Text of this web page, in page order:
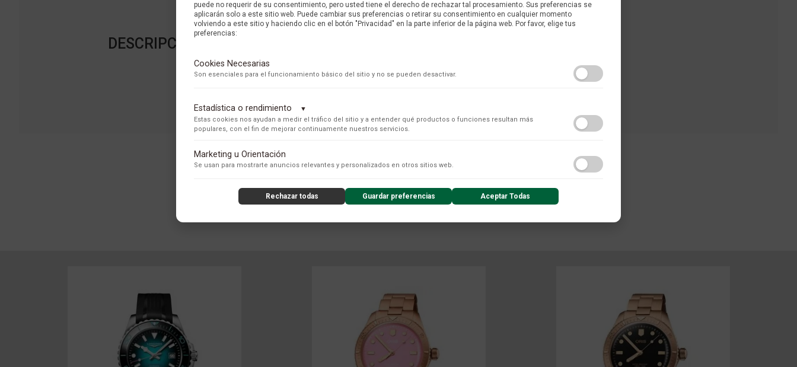
DESCRIPCIÓN DE LA MARCA
puede no requerir de su consentimiento, pero usted tiene el derecho de rechazar tal procesamiento. Sus preferencias se
aplicarán solo a este sitio web. Puede cambiar sus preferencias o retirar su consentimiento en cualquier momento
volviendo a este sitio y haciendo clic en el botón "Privacidad" en la parte inferior de la página web. Por favor, elige tus
preferencias:
Cookies Necesarias
Son esenciales para el funcionamiento básico del sitio y no se pueden desactivar.
Estadística o rendimiento ▼
Estas cookies nos ayudan a medir el tráfico del sitio y a entender qué productos o funciones resultan más
populares, con el fin de mejorar continuamente nuestros servicios.
Adobe Analytics
Utilizamos Adobe Analytics para recopilar datos de uso anónimos, lo que nos permite analizar el rendimiento de nuestro contenido y las interacciones de
los usuarios.
ContentSquare
con exclusión de datos sensibles) y análisis de formularios.
Marketing u Orientación
Se usan para mostrarte anuncios relevantes y personalizados en otros sitios web.
Rechazar todas Guardar preferencias Aceptar Todas